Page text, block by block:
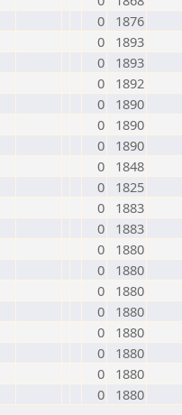
0
1876
0
1893
0
1893
0
1892
0
1890
0
1890
0
1890
0
1848
0
1825
0
1883
0
1883
0
1880
0
1880
0
1880
0
1880
0
1880
0
1880
0
1880
0 1880